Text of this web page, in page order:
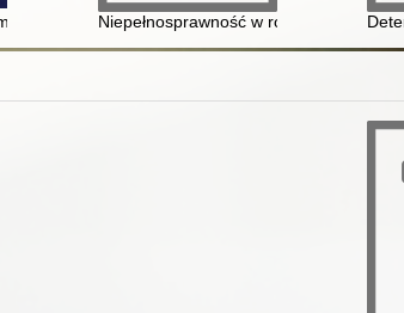
umysłowym w stereotypowym postrzeganiu
Niepełnosprawność w rodzinie jako